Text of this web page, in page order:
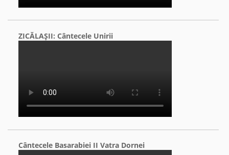
ZICĂLAŞII: Cântecele Unirii
Cântecele Basarabiei II Vatra Dornei